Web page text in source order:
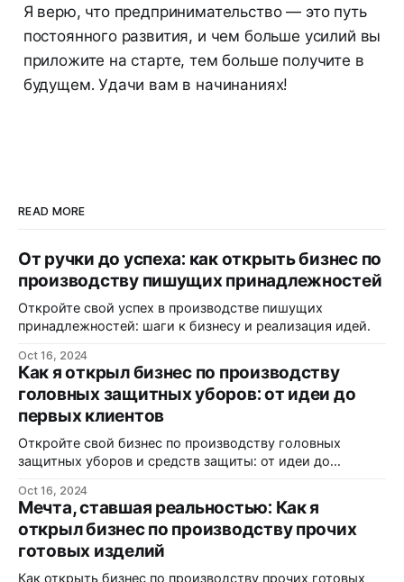
Я верю, что предпринимательство — это путь
постоянного развития, и чем больше усилий вы
приложите на старте, тем больше получите в
будущем. Удачи вам в начинаниях!
READ MORE
От ручки до успеха: как открыть бизнес по
производству пишущих принадлежностей
Откройте свой успех в производстве пишущих
принадлежностей: шаги к бизнесу и реализация идей.
Oct 16, 2024
Как я открыл бизнес по производству
головных защитных уборов: от идеи до
первых клиентов
Откройте свой бизнес по производству головных
защитных уборов и средств защиты: от идеи до
Oct 16, 2024
Мечта, ставшая реальностью: Как я
открыл бизнес по производству прочих
готовых изделий
Как открыть бизнес по производству прочих готовых